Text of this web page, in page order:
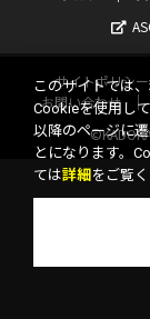
サイトポリシー
お問い合わせ
このサイトでは
Cookieを使用し
以降のページに
とになります。
ては詳細 をご覧く